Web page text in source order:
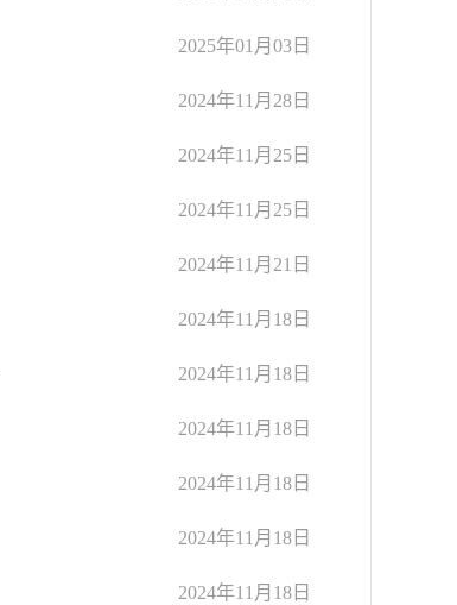
2025年01月03日
2024年11月28日
2024年11月25日
2024年11月25日
2024年11月21日
2024年11月18日
2024年11月18日
2024年11月18日
2024年11月18日
2024年11月18日
2024年11月18日